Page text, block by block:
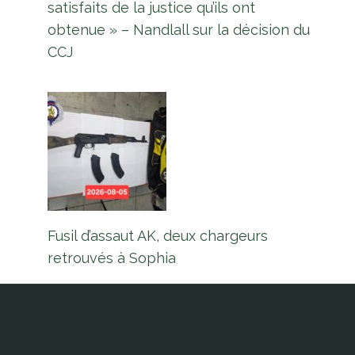
satisfaits de la justice qu’ils ont
obtenue » – Nandlall sur la décision du
CCJ
Fusil d’assaut AK, deux chargeurs
retrouvés à Sophia